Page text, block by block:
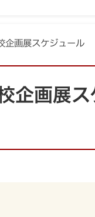
画展スケジュール
企画展ス